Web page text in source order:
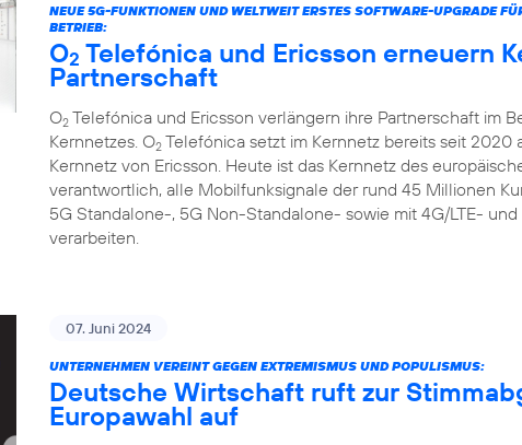
NEUE 5G-FUNKTIONEN UND WELTWEIT ERSTES SOFTWARE-UPGRADE
BETRIEB:
O2 Telefónica und Ericsson erneuern
Partnerschaft
O2 Telefónica und Ericsson verlängern ihre Partnerschaft im
Kernnetzes. O2 Telefónica setzt im Kernnetz bereits seit 2020
Kernnetz von Ericsson. Heute ist das Kernnetz des
verantwortlich, alle Mobilfunksignale der rund 45 Millionen
5G Standalone-, 5G Non-Standalone- sowie mit 4G/LTE-
verarbeiten.
07. Juni 2024
UNTERNEHMEN VEREINT GEGEN EXTREMISMUS UND POPULISMUS:
Deutsche Wirtschaft ruft zur
Europawahl auf